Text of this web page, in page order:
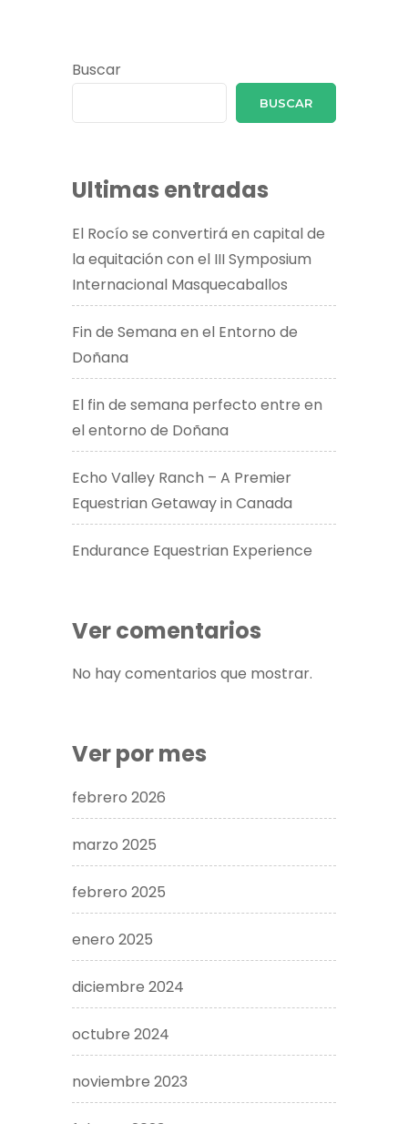
Buscar
BUSCAR
Ultimas entradas
El Rocío se convertirá en capital de
la equitación con el III Symposium
Internacional Masquecaballos
Fin de Semana en el Entorno de
Doñana
El fin de semana perfecto entre en
el entorno de Doñana
Echo Valley Ranch – A Premier
Equestrian Getaway in Canada​
Endurance Equestrian Experience
Ver comentarios
No hay comentarios que mostrar.
Ver por mes
febrero 2026
marzo 2025
febrero 2025
enero 2025
diciembre 2024
octubre 2024
noviembre 2023